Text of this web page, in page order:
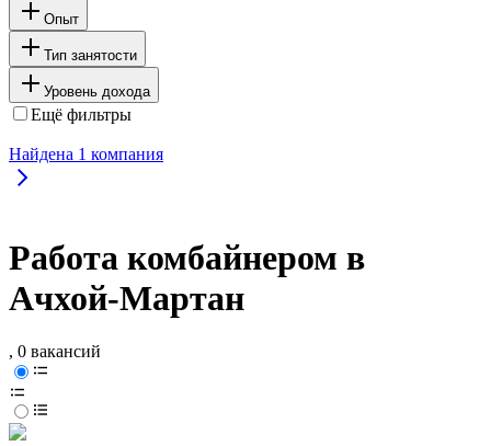
Опыт
Тип занятости
Уровень дохода
Ещё фильтры
Найдена 1 компания
Работа комбайнером в
Ачхой-Мартан
, 0 вакансий